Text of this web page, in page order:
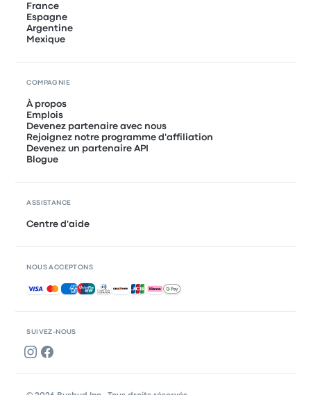
SUIVEZ-NOUS
France
Espagne
Argentine
Mexique
COMPAGNIE
À propos
Emplois
Devenez partenaire avec nous
Rejoignez notre programme d'affiliation
Devenez un partenaire API
Blogue
ASSISTANCE
Centre d'aide
NOUS ACCEPTONS
Paiements acceptés